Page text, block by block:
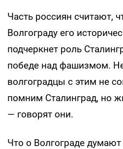
Часть россиян считают,
Волгограду его
подчеркнет роль
победе над фашизмом.
волгоградцы с этим не
помним Сталинград, но
— говорят они.
Что о Волгограде